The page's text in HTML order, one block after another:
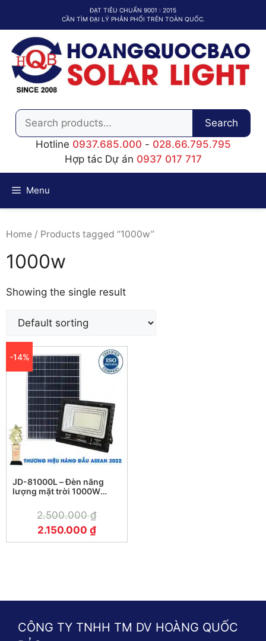
dung
ĐẠT TIÊU CHUẨN 9001 : 2015
CẦN TÌM ĐẠI LÝ PHÂN PHỐI TRÊN TOÀN QUỐC.
Search
for:
Search
Hotline 0937.685.000 - 028.66.795.795
Hợp tác Dự án 0937 017 717
Menu
Home / Products tagged “1000w”
1000w
Showing the single result
-14%
JD-81000L – Đèn năng
lượng mặt trời 1000W
2.500.000₫
2.150.000₫
CÔNG TY TNHH TM DV HOÀNG QUỐC